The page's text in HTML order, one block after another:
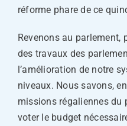
réforme phare de ce
Revenons au parlement,
des travaux des
l’amélioration de notre
niveaux. Nous savons,
missions régaliennes du
voter le budget